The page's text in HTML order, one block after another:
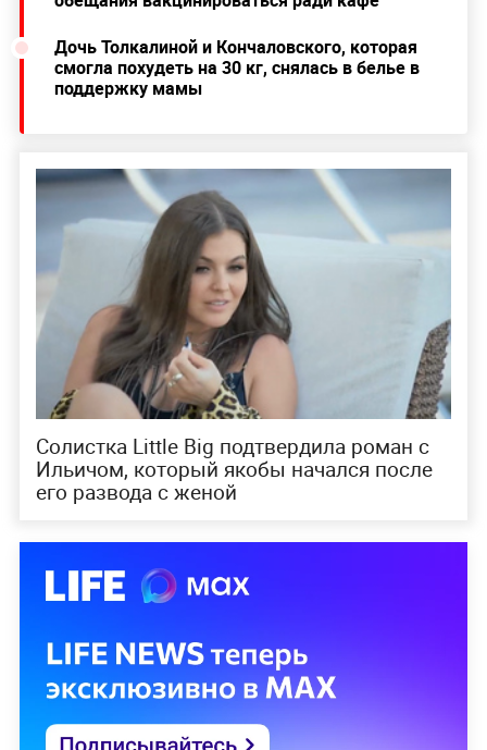
Дочь Толкалиной и Кончаловского, которая
смогла похудеть на 30 кг, снялась в белье в
поддержку мамы
Солистка Little Big подтвердила роман с
Ильичом, который якобы начался после
его развода с женой